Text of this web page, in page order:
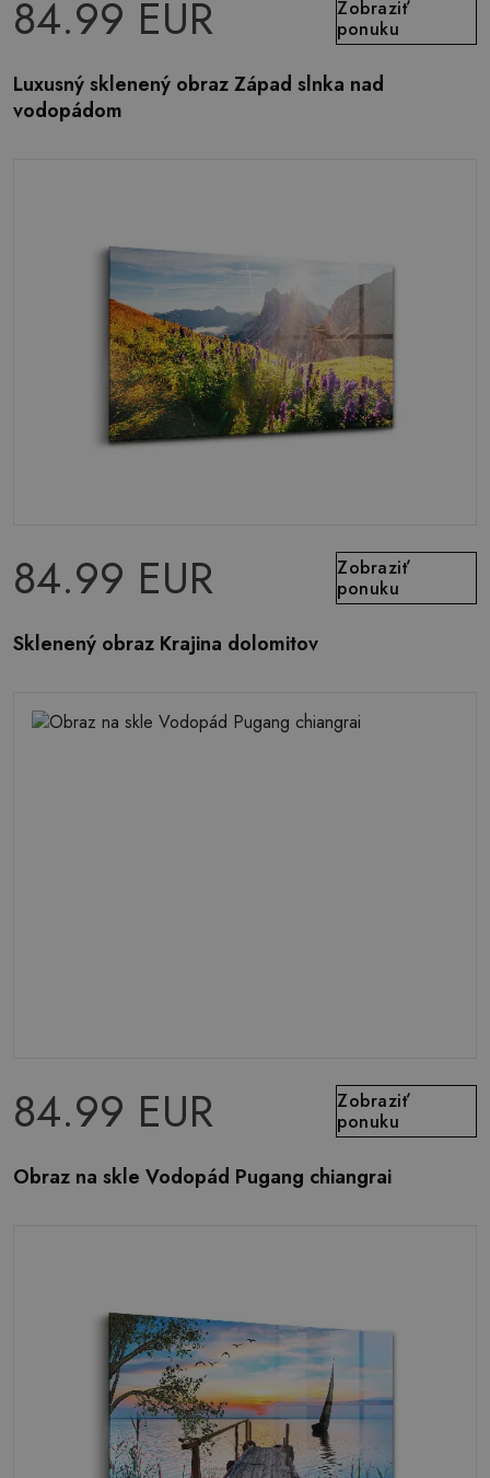
84.99 EUR
Zobraziť
ponuku
Luxusný sklenený obraz Západ slnka nad
vodopádom
84.99 EUR
Zobraziť
ponuku
Sklenený obraz Krajina dolomitov
84.99 EUR
Zobraziť
ponuku
Obraz na skle Vodopád Pugang chiangrai